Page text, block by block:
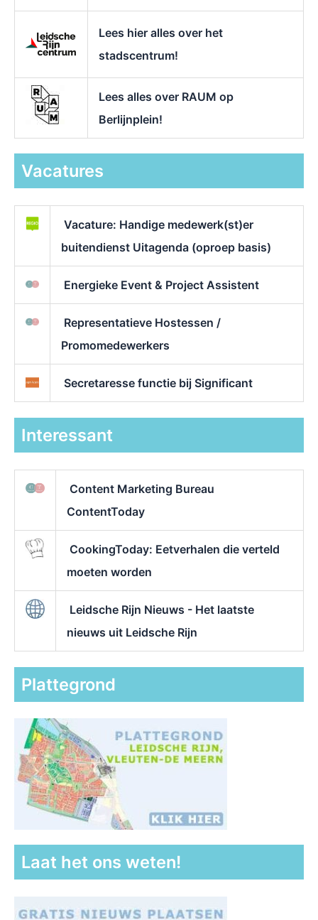
Lees hier alles over het
stadscentrum!
Lees alles over RAUM op
Berlijnplein!
Vacatures
Vacature: Handige medewerk(st)er
buitendienst Uitagenda (oproep basis)
Energieke Event & Project Assistent
Representatieve Hostessen /
Promomedewerkers
Secretaresse functie bij Significant
Interessant
Content Marketing Bureau
ContentToday
CookingToday: Eetverhalen die verteld
moeten worden
Leidsche Rijn Nieuws - Het laatste
nieuws uit Leidsche Rijn
Plattegrond
Laat het ons weten!